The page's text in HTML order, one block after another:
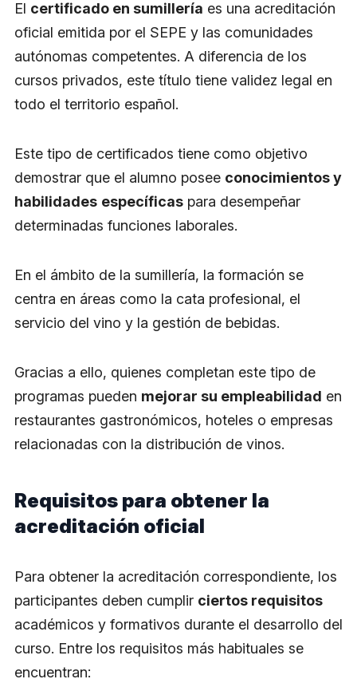
El certificado en sumillería es una acreditación
oficial emitida por el SEPE y las comunidades
autónomas competentes. A diferencia de los
cursos privados, este título tiene validez legal en
todo el territorio español.
Este tipo de certificados tiene como objetivo
demostrar que el alumno posee conocimientos y
habilidades específicas para desempeñar
determinadas funciones laborales.
En el ámbito de la sumillería, la formación se
centra en áreas como la cata profesional, el
servicio del vino y la gestión de bebidas.
Gracias a ello, quienes completan este tipo de
programas pueden mejorar su empleabilidad en
restaurantes gastronómicos, hoteles o empresas
relacionadas con la distribución de vinos.
Requisitos para obtener la
acreditación oficial
Para obtener la acreditación correspondiente, los
participantes deben cumplir ciertos requisitos
académicos y formativos durante el desarrollo del
curso. Entre los requisitos más habituales se
encuentran: